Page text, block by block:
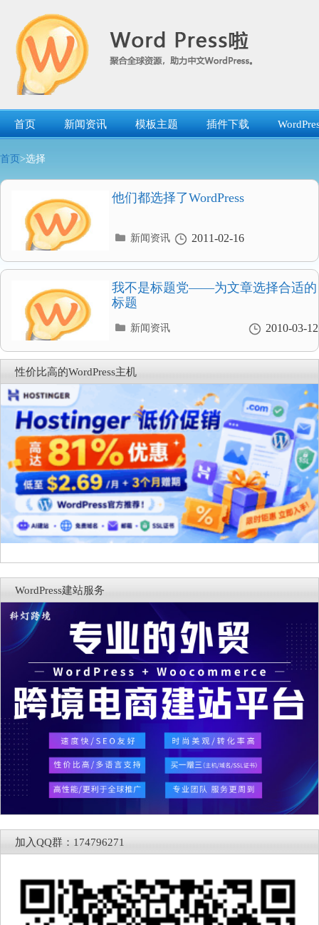
首页 新闻资讯 模板主题 插件下载
首页 >选择
他们都选择了WordPress
2011-02-16
分
录
新闻资讯
我不是标题党——为文章选择合适的
标题
2010-03-12
分
录
新闻资讯
性价比高的WordPress主机
WordPress建站服务
加入QQ群：174796271